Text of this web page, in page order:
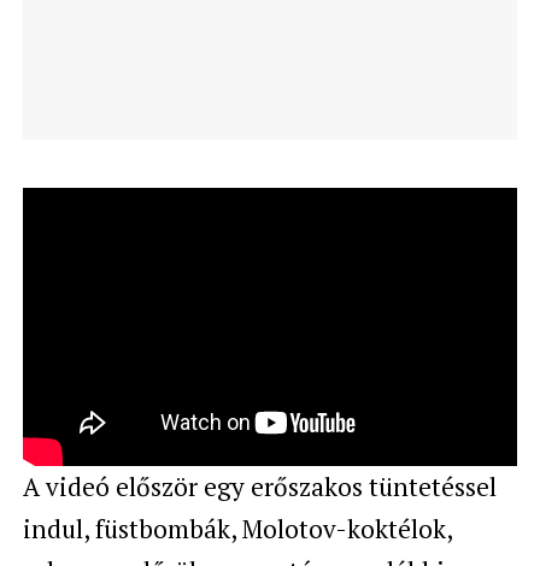
A videó először egy erőszakos tüntetéssel
indul, füstbombák, Molotov-koktélok,